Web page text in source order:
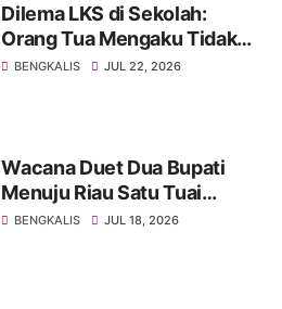
Dilema LKS di Sekolah:
Orang Tua Mengaku Tidak
Diwajibkan, Namun Merasa
BENGKALIS JUL 22, 2026
Wacana Duet Dua Bupati
Menuju Riau Satu Tuai
Sorotan, Netizen Ingatkan
BENGKALIS JUL 18, 2026